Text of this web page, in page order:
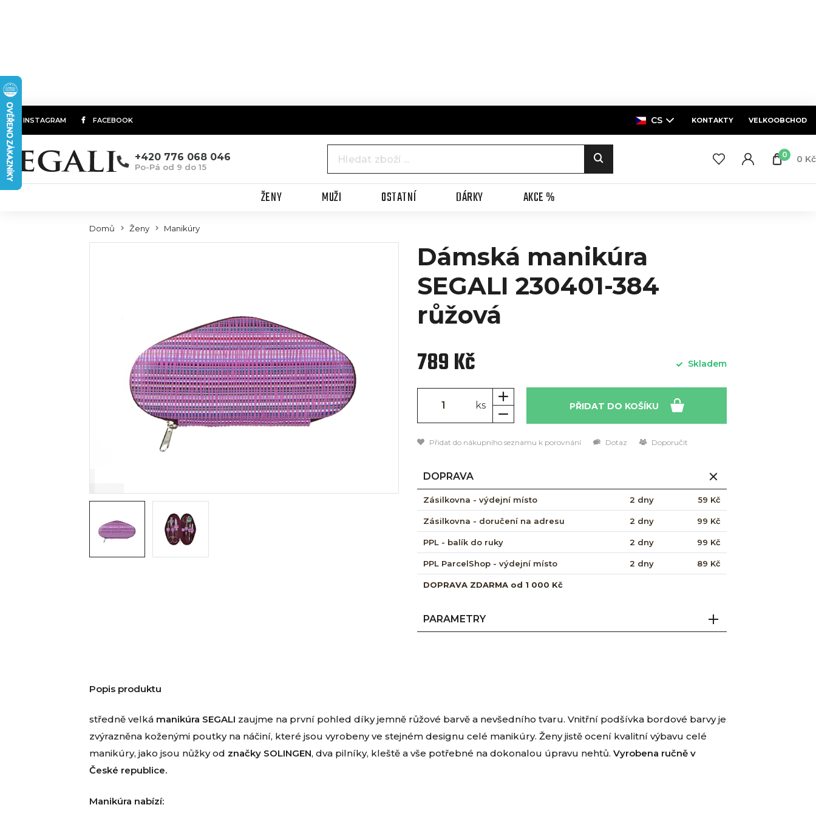
INSTAGRAM FACEBOOK CS KONTAKTY VELKOOBCHOD
+420 776 068 046
Po-Pá od 9 do 15
0 0 Kč
ŽENY MUŽI OSTATNÍ DÁRKY AKCE %
Domů Ženy Manikúry
Dámská manikúra
SEGALI 230401-384
růžová
789 Kč Skladem
ks PŘIDAT DO KOŠÍKU
Přidat do nákupního seznamu k porovnání Dotaz Doporučit
DOPRAVA
Zásilkovna - výdejní místo 2 dny 59 Kč
Zásilkovna - doručení na adresu 2 dny 99 Kč
PPL - balík do ruky 2 dny 99 Kč
PPL ParcelShop - výdejní místo 2 dny 89 Kč
DOPRAVA ZDARMA od 1 000 Kč
PARAMETRY
Popis produktu
středně velká manikúra SEGALI zaujme na první pohled díky jemně růžové barvě a nevšedního tvaru. Vnitřní podšívka bordové barvy je
zvýrazněna koženými poutky na náčiní, které jsou vyrobeny ve stejném designu celé manikúry. Ženy jistě ocení kvalitní výbavu celé
manikúry, jako jsou nůžky od značky SOLINGEN, dva pilníky, kleště a vše potřebné na dokonalou úpravu nehtů. Vyrobena ručně v
České republice.
Manikúra nabízí: